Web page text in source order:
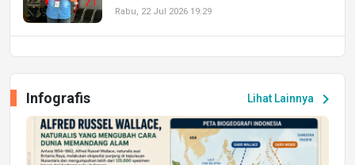
Rabu, 22 Jul 2026 19:29
Peluang Kerja dan Magang
Jumat, 17 Jul 2026 22:30
DAERAH
Lihat Lainnya chevron_right
Infografis